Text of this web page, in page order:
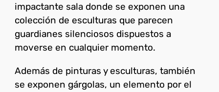
impactante sala donde se exponen una
colección de esculturas que parecen
guardianes silenciosos dispuestos a
moverse en cualquier momento.
Además de pinturas y esculturas, también
se exponen gárgolas, un elemento por el